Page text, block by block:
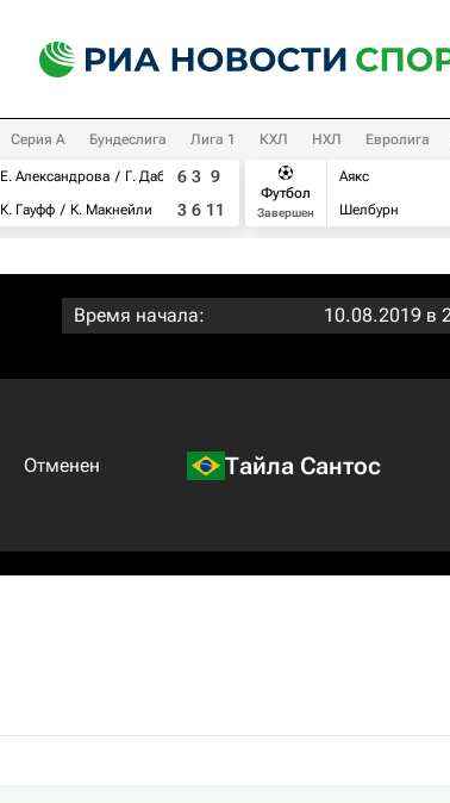
Серия А Бундеслига Лига 1 КХЛ НХЛ Евролига
Е. Александрова
Г. Дабровски
К. Гауфф
К. Макнейли
6 3 9
3 6 11
Футбол
Завершен
Аякс
Шелбурн
Время начала: 10.08.2019 в
Отменен Тайла Сантос